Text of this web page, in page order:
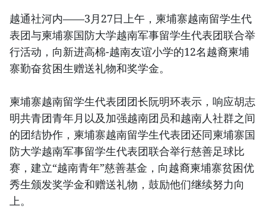
越通社河内——3月27日上午，柬埔寨越南留学生代
表团与柬埔寨国防大学越南军事留学生代表团联合举
行活动，向新进高棉-越南友谊小学的12名越裔柬埔
寨勤奋贫困生赠送礼物和奖学金。
柬埔寨越南留学生代表团团长阮明环表示，响应胡志
明共青团青年月以及加强越南团员和越南人社群之间
的团结协作，柬埔寨越南留学生代表团还同柬埔寨国
防大学越南军事留学生代表团联合举行慈善足球比
赛，建立“越南青年”慈善基金，向越裔柬埔寨贫困优
秀生颁发奖学金和赠送礼物，鼓励他们继续努力向
上。